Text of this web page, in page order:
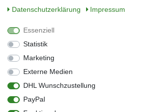
Sie können den Newsletter jederzeit kostenlos
** gilt für Lieferungen innerhalb Deutschlands,
Widerrufs­recht
Kontakt
Barrierefreiheitserklärung
Zahlung & Versand
Daten­schutz­erklärung
Impressum
Essenziell
Statistik
Marketing
Externe Medien
DHL Wunschzustellung
PayPal